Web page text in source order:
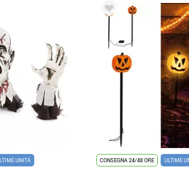
UNITÀ CONSEGNA 24/48 ORE ULTIME